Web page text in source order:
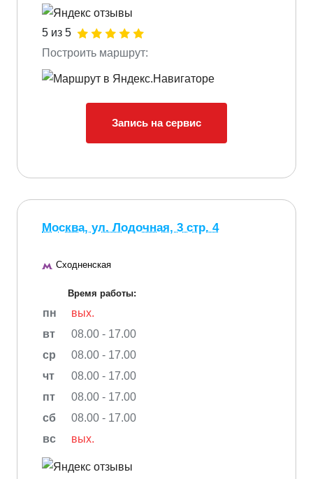
5 из 5
Построить маршрут:
Запись на сервис
Москва, ул. Лодочная, 3 стр. 4
Сходненская
Время работы:
пн
вых.
вт
08.00 - 17.00
ср
08.00 - 17.00
чт
08.00 - 17.00
пт
08.00 - 17.00
сб
08.00 - 17.00
вс
вых.